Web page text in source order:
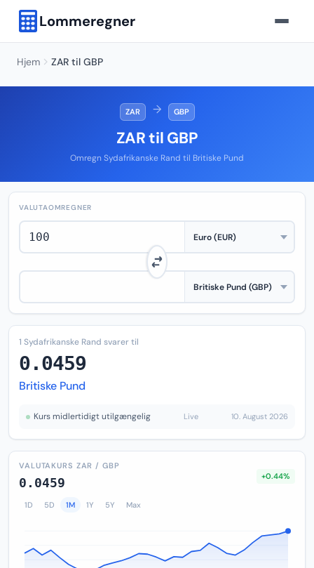
Lommeregner
Hjem ZAR til GBP
ZAR → GBP
ZAR til GBP
Omregn Sydafrikanske Rand til Britiske Pund
VALUTAOMREGNER
1 Sydafrikanske Rand svarer til
0.0459
Britiske Pund
Kurs midlertidigt utilgængelig Live 10. August 2026
VALUTAKURS ZAR / GBP
0.0459 +0.44%
1D 5D 1M 1Y 5Y Max